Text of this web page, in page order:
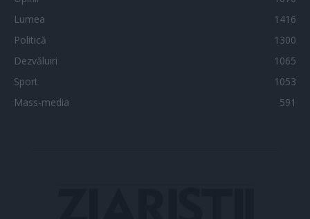
Lumea
1416
Politică
1300
Dezvăluiri
1065
Sport
1053
Mass-media
591